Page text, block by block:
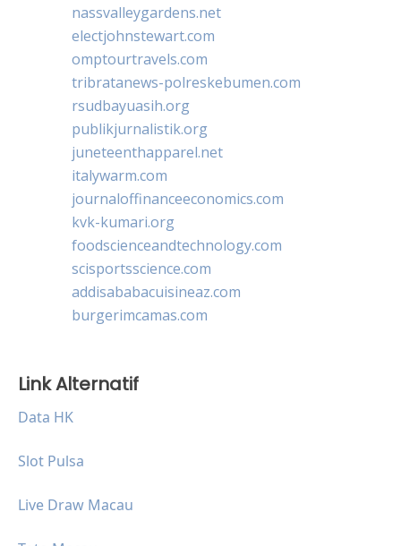
nassvalleygardens.net
electjohnstewart.com
omptourtravels.com
tribratanews-polreskebumen.com
rsudbayuasih.org
publikjurnalistik.org
juneteenthapparel.net
italywarm.com
journaloffinanceeconomics.com
kvk-kumari.org
foodscienceandtechnology.com
scisportsscience.com
addisababacuisineaz.com
burgerimcamas.com
Link Alternatif
Data HK
Slot Pulsa
Live Draw Macau